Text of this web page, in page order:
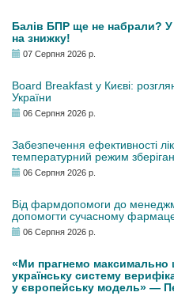
Балів БПР ще не набрали?
на знижку!
07 Серпня 2026 р.
Board Breakfast у Києві:
України
06 Серпня 2026 р.
Забезпечення ефективності
температурний режим
06 Серпня 2026 р.
Від фармдопомоги до
допомогти сучасному
06 Серпня 2026 р.
«Ми прагнемо максимально
українську систему
у європейську модель» —